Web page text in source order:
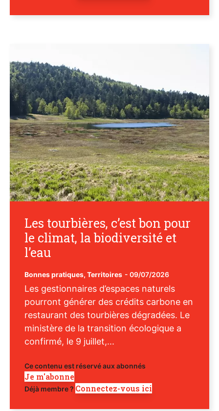
Les tourbières, c’est bon pour
le climat, la biodiversité et
l’eau
Bonnes pratiques, Territoires - 09/07/2026
Les gestionnaires d’espaces naturels
pourront générer des crédits carbone en
restaurant des tourbières dégradées. Le
ministère de la transition écologique a
confirmé, le 9 juillet,...
Ce contenu est réservé aux abonnés
Je m'abonne
Déjà membre ? Connectez-vous ici